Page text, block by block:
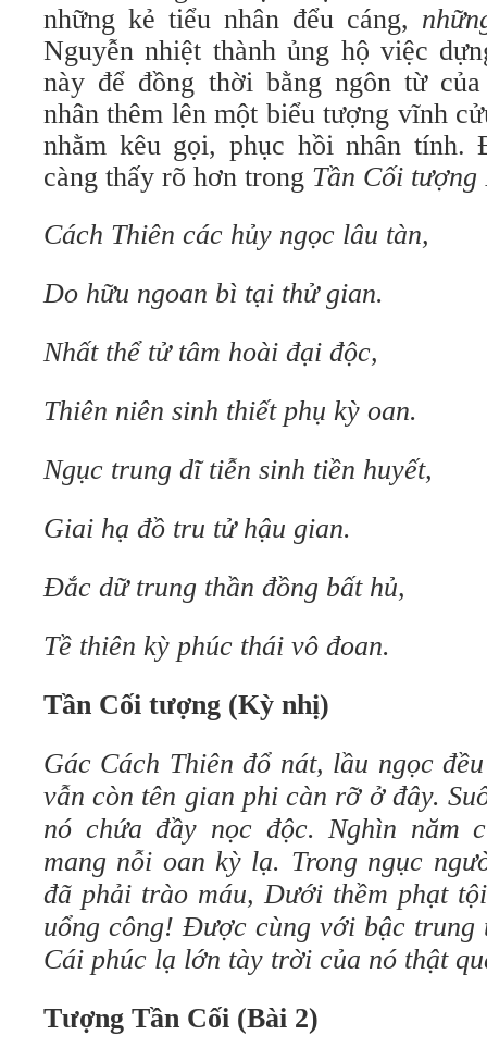
những kẻ tiểu nhân đểu cáng,
Nguyễn nhiệt thành ủng hộ việc
này để đồng thời bằng ngôn từ
nhân thêm lên một biểu tượng vĩnh
nhằm kêu gọi, phục hồi nhân tính.
càng thấy rõ hơn trong Tần Cối tượng
Cách Thiên các hủy ngọc lâu tàn,
Do hữu ngoan bì tại thử gian.
Nhất thể tử tâm hoài đại độc,
Thiên niên sinh thiết phụ kỳ oan.
Ngục trung dĩ tiễn sinh tiền huyết,
Giai hạ đồ tru tử hậu gian.
Đắc dữ trung thần đồng bất hủ,
Tề thiên kỳ phúc thái vô đoan.
Tần Cối tượng (Kỳ nhị)
Gác Cách Thiên đổ nát, lầu ngọc
vẫn còn tên gian phi càn rỡ ở đây.
nó chứa đầy nọc độc. Nghìn năm
mang nỗi oan kỳ lạ. Trong ngục
đã phải trào máu, Dưới thềm phạt
uổng công! Được cùng với bậc trung
Cái phúc lạ lớn tày trời của nó thật
Tượng Tần Cối (Bài 2)